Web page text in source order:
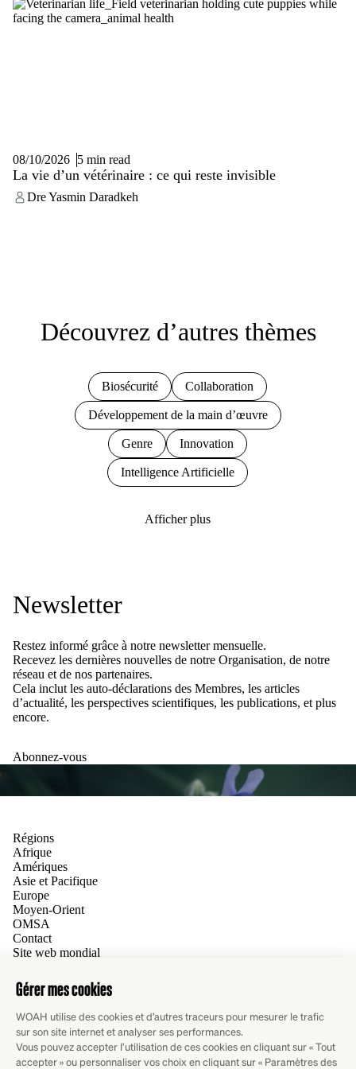
08/10/2026 5 min read
La vie d’un vétérinaire : ce qui reste invisible
Dre Yasmin Daradkeh
Découvrez d’autres thèmes
Biosécurité Collaboration
Développement de la main d’œuvre
Genre Innovation
Intelligence Artificielle
Afficher plus
Newsletter
Restez informé grâce à notre newsletter mensuelle.
Recevez les dernières nouvelles de notre Organisation, de notre
réseau et de nos partenaires.
Cela inclut les auto-déclarations des Membres, les articles
d’actualité, les perspectives scientifiques, les publications, et plus
encore.
Abonnez-vous
Régions
Afrique
Amériques
Asie et Pacifique
Europe
Moyen-Orient
OMSA
Contact
Site web mondial
Facebook
LinkedIn
Écrire pour nous
Vous avez une idée, un projet ou une expérience que vous
aimeriez partager ? Nous sommes toujours à la recherche de
nouveaux contributeurs. Soumettez-nous votre proposition.
Écrire pour nous